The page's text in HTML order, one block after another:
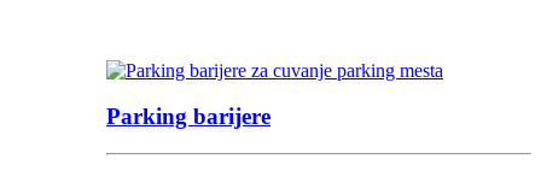
Parking barijere